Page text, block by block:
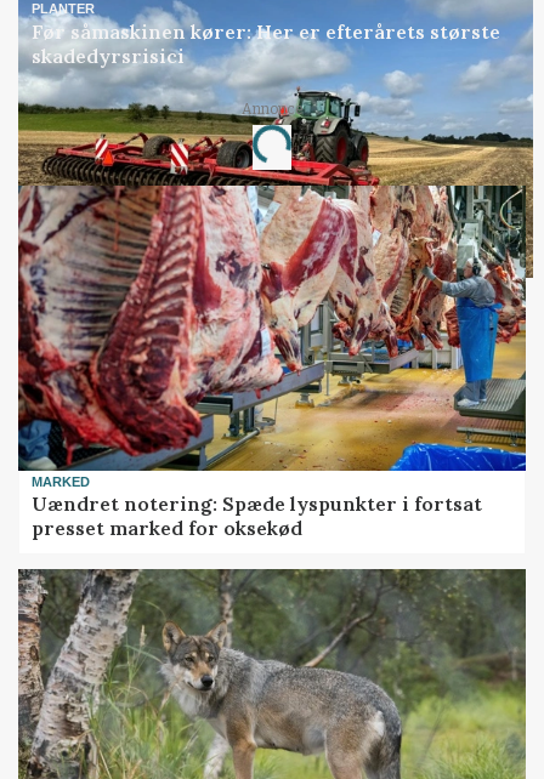
PLANTER
Før såmaskinen kører: Her er efterårets største
skadedyrsrisici
Annonce
Loading...
MARKED
Uændret notering: Spæde lyspunkter i fortsat
presset marked for oksekød